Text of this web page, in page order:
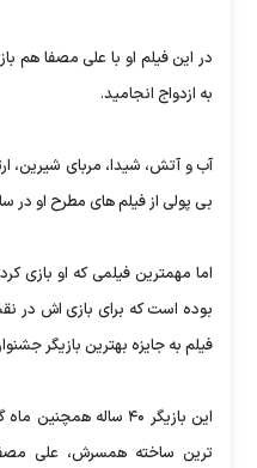
در این فیلم او با علی مصفا هم
به ازدواج انجامید.
آب و آتش، شیدا، مربای شیرین،
بی پولی از فیلم های مطرح او در
اما مهمترین فیلمی که او بازی
بوده است که برای بازی اش در
فیلم به جایزه بهترین بازیگر
این بازیگر ۴۰ ساله
ترین ساخته همسرش، علی